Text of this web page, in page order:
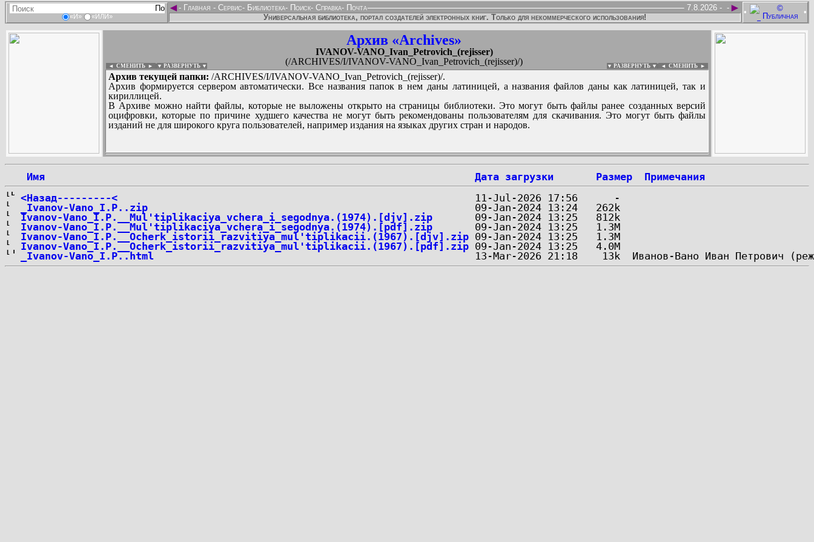
«И» «ИЛИ»
• •
◄ ►
- Главная - Сервис- Библиотека- Поиск- Справка- Почта -
7.8.2026 -
Универсальная библиотека, портал создателей электронных книг. Только для некоммерческого использования!
Архив «Archives»
IVANOV-VANO_Ivan_Petrovich_(rejisser)
(/ARCHIVES/I/IVANOV-VANO_Ivan_Petrovich_(rejisser)/)
◄ СМЕНИТЬ ► ▼ РАЗВЕРНУТЬ ▼ ▼ РАЗВЕРНУТЬ ▼ ◄ СМЕНИТЬ ►
Архив текущей папки: /ARCHIVES/I/IVANOV-VANO_Ivan_Petrovich_(rejisser)/.
Архив формируется сервером автоматически. Все названия папок в нем даны латиницей, а названия файлов даны как латиницей, так и
кириллицей.
В Архиве можно найти файлы, которые не выложены открыто на страницы библиотеки. Это могут быть файлы ранее созданных версий
оцифровки, которые по причине худшего качества не могут быть рекомендованы пользователям для скачивания. Это могут быть файлы
изданий не для широкого круга пользователей, например издания на языках других стран и народов.
:
...
Имя Дата загрузки Размер
Примечания
<Назад---------<
_Ivanov-Vano_I.P..zip
Ivanov-Vano_I.P.__Mul'tiplikaciya_vchera_i_segodnya.(1974).[djv].zip
Ivanov-Vano_I.P.__Mul'tiplikaciya_vchera_i_segodnya.(1974).[pdf].zip
Ivanov-Vano_I.P.__Ocherk_istorii_razvitiya_mul'tiplikacii.(1967).[djv].zip
Ivanov-Vano_I.P.__Ocherk_istorii_razvitiya_mul'tiplikacii.(1967).[pdf].zip
_Ivanov-Vano_I.P..html